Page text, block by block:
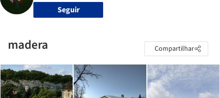
Seguir
madera Compartilhar